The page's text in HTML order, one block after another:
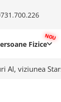
Fizice
AI, viziunea